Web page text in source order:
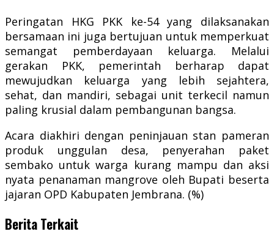
​Peringatan HKG PKK ke-54 yang dilaksanakan
bersamaan ini juga bertujuan untuk memperkuat
semangat pemberdayaan keluarga. Melalui
gerakan PKK, pemerintah berharap dapat
mewujudkan keluarga yang lebih sejahtera,
sehat, dan mandiri, sebagai unit terkecil namun
paling krusial dalam pembangunan bangsa.
​Acara diakhiri dengan peninjauan stan pameran
produk unggulan desa, penyerahan paket
sembako untuk warga kurang mampu dan aksi
nyata penanaman mangrove oleh Bupati beserta
jajaran OPD Kabupaten Jembrana. (%)
Berita Terkait